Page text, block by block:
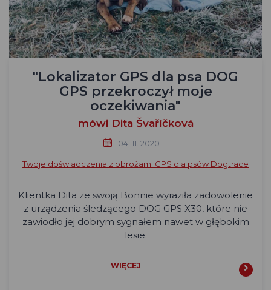
"Lokalizator GPS dla psa DOG
GPS przekroczył moje
oczekiwania"
mówi Dita Švaříčková
04. 11. 2020
Twoje doświadczenia z obrożami GPS dla psów Dogtrace
Klientka Dita ze swoją Bonnie wyraziła zadowolenie
z urządzenia śledzącego DOG GPS X30, które nie
zawiodło jej dobrym sygnałem nawet w głębokim
lesie.
WIĘCEJ